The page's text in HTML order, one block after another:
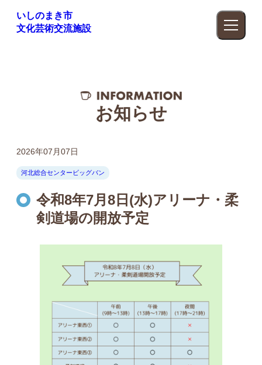
いしのまき市
文化芸術交流施設
お知らせ
2026年07月07日
河北総合センタービッグバン
令和8年7月8日(水)アリーナ・柔
剣道場の開放予定